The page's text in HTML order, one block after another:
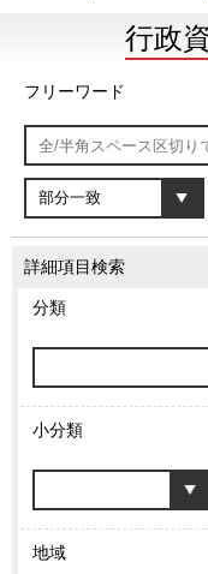
行政
フリーワード
詳細項目検索
分類
小分類
地域